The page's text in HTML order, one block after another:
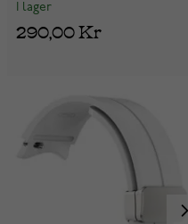
I lager
290,00 Kr